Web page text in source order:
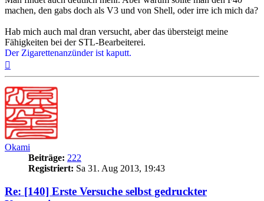
machen, den gabs doch als V3 und von Shell, oder irre ich mich da?
Hab mich auch mal dran versucht, aber das übersteigt meine
Fähigkeiten bei der STL-Bearbeiterei.
Der Zigarettenanzünder ist kaputt.
Okami
Beiträge: 222
Registriert: Sa 31. Aug 2013, 19:43
Re: [140] Erste Versuche selbst gedruckter